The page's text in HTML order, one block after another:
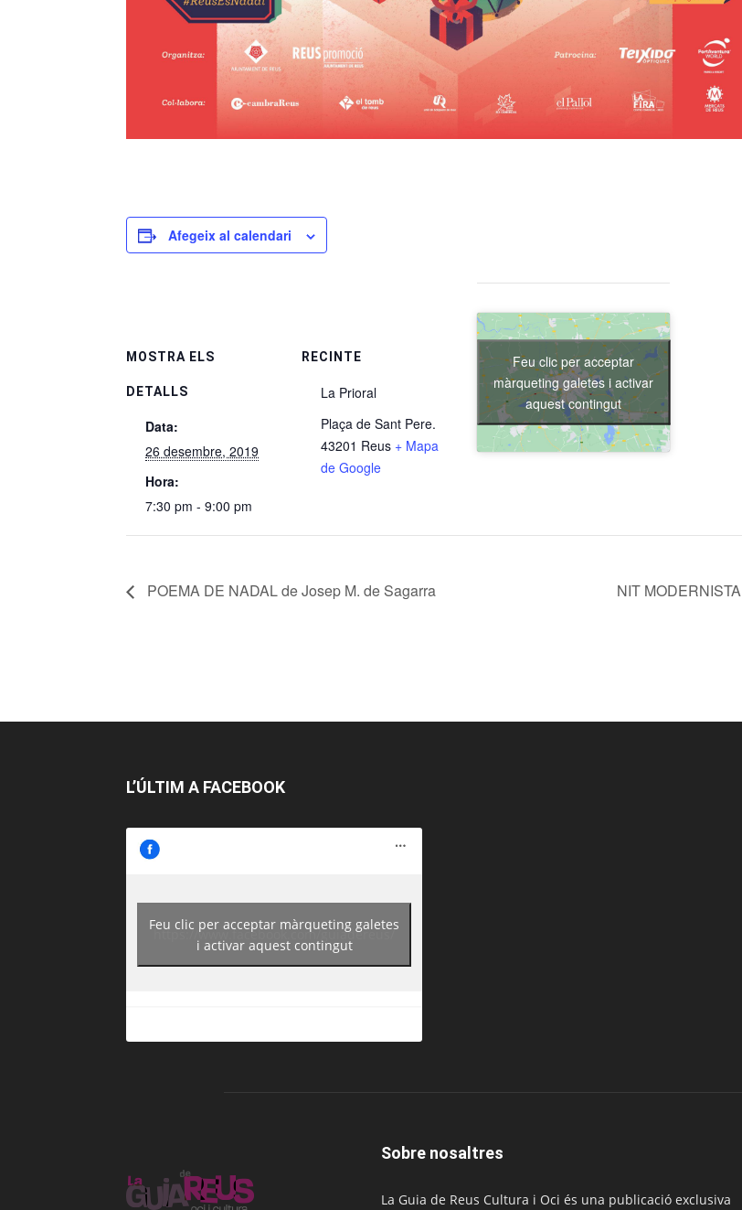
Afegeix al calendari
MOSTRA ELS
DETALLS
Data:
26 desembre, 2019
Hora:
7:30 pm - 9:00 pm
RECINTE
La Prioral
Plaça de Sant Pere.
43201 Reus + Mapa
de Google
Feu clic per acceptar
màrqueting galetes i activar
aquest contingut
POEMA DE NADAL de Josep M. de Sagarra NIT MODERNISTA
L’ÚLTIM A FACEBOOK
https://www.facebook.com/guiadereus/
Feu clic per acceptar màrqueting galetes
i activar aquest contingut
Sobre nosaltres
La Guia de Reus Cultura i Oci és una publicació exclusiva